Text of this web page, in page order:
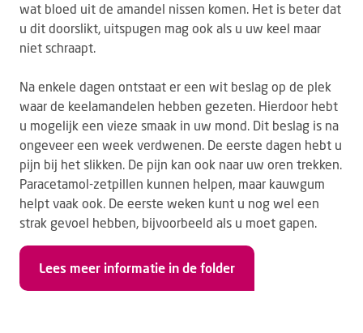
wat bloed uit de amandel nissen komen. Het is beter dat
u dit doorslikt, uitspugen mag ook als u uw keel maar
niet schraapt.
Na enkele dagen ontstaat er een wit beslag op de plek
waar de keelamandelen hebben gezeten. Hierdoor hebt
u mogelijk een vieze smaak in uw mond. Dit beslag is na
ongeveer een week verdwenen. De eerste dagen hebt u
pijn bij het slikken. De pijn kan ook naar uw oren trekken.
Paracetamol-zetpillen kunnen helpen, maar kauwgum
helpt vaak ook. De eerste weken kunt u nog wel een
strak gevoel hebben, bijvoorbeeld als u moet gapen.
Lees meer informatie in de folder